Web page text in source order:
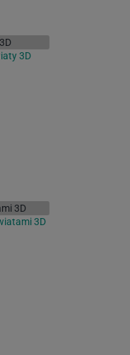
3D
3D